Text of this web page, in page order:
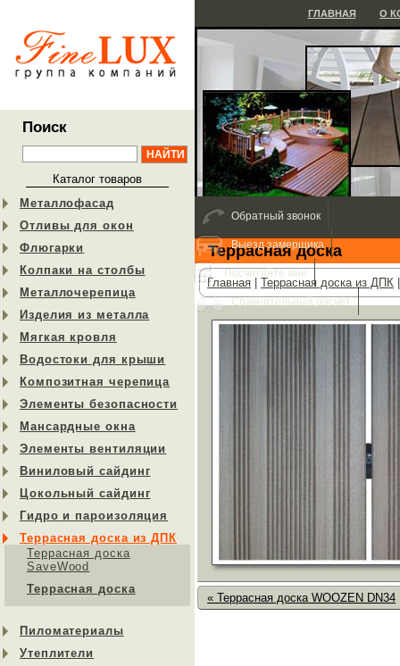
Поиск
Каталог товаров
Металлофасад
Отливы для окон
Флюгарки
Колпаки на столбы
Металлочерепица
Изделия из металла
Мягкая кровля
Водостоки для крыши
Композитная черепица
Элементы безопасности
Мансардные окна
Элементы вентиляции
Виниловый сайдинг
Цокольный сайдинг
Гидро и пароизоляция
Террасная доска из ДПК
Террасная доска
SaveWood
Террасная доска
Пиломатериалы
Утеплители
ГЛАВНАЯ О
Террасная доска
Главная Террасная доска из ДПК
« Террасная доска WOOZEN DN34
Обратный звонок
Выезд замерщика
Посчитайте мне
Сравнительный расчет